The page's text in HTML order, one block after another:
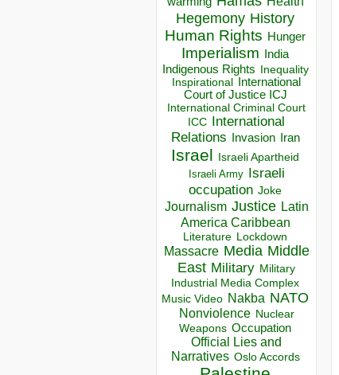
Hegemony History
Human Rights Hunger
Imperialism India
Indigenous Rights Inequality
Inspirational
International
Court of Justice ICJ
International Criminal Court
ICC
International
Relations
Invasion Iran
Israel Israeli Apartheid
Israeli Army Israeli
occupation Joke
Journalism Justice Latin
America Caribbean
Literature Lockdown
Massacre Media Middle
East Military Military
Industrial Media Complex
Music Video Nakba NATO
Nonviolence Nuclear
Weapons Occupation
Official Lies and
Narratives Oslo Accords